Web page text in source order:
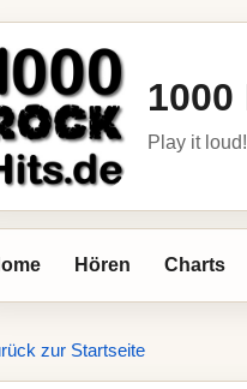
Play it
Hören Charts
zur Startseite